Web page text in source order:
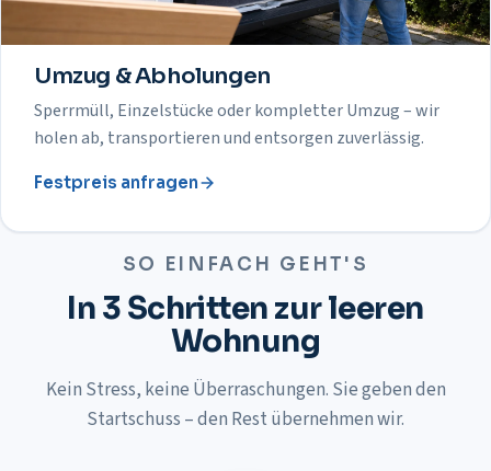
Umzug & Abholungen
Sperrmüll, Einzelstücke oder kompletter Umzug – wir
holen ab, transportieren und entsorgen zuverlässig.
Festpreis anfragen
SO EINFACH GEHT'S
In 3 Schritten zur leeren
Wohnung
Kein Stress, keine Überraschungen. Sie geben den
Startschuss – den Rest übernehmen wir.